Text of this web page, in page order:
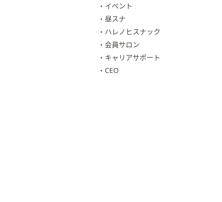
イベント
昼スナ
ハレノヒスナック
会員サロン
キャリアサポート
CEO